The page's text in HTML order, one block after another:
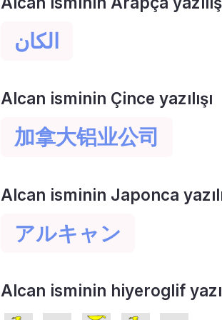
الكان
Alcan isminin Çince yazılışı
加拿大铝业公司
Alcan isminin Japonca
アルキャン
Alcan isminin hiyeroglif